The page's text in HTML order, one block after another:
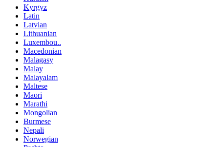
Kyrgyz
Latin
Latvian
Lithuanian
Luxembou..
Macedonian
Malagasy
Malay
Malayalam
Maltese
Maori
Marathi
Mongolian
Burmese
Nepali
Norwegian